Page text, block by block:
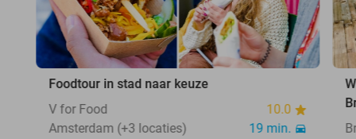
Foodtour in stad naar keuze
V for Food
10.0
Amsterdam (+3 locaties)
19 min.